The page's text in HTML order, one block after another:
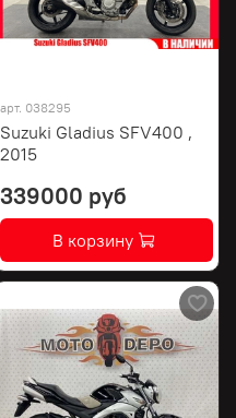
арт. 038295
Suzuki Gladius SFV400 ,
2015
339000 руб
В корзину